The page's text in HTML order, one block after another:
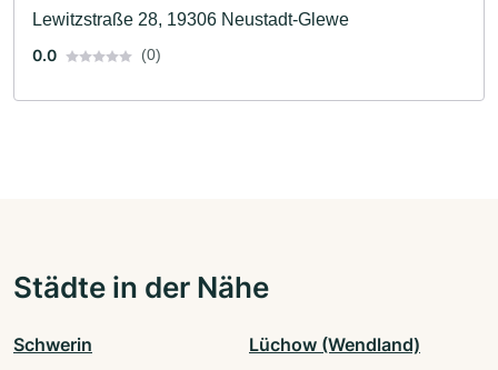
Lewitzstraße 28, 19306 Neustadt-Glewe
0.0
(0)
Städte in der Nähe
Schwerin Lüchow (Wendland)